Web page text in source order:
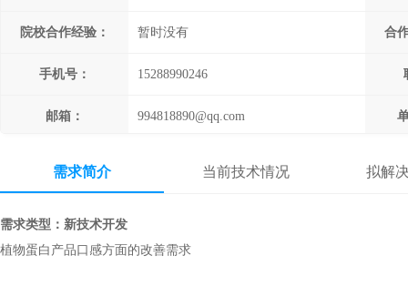
院校合作经验： 暂时没有 合
手机号： 15288990246
邮箱： 994818890@qq.com
需求简介 当前技术情况 拟解
需求类型：新技术开发
植物蛋白产品口感方面的改善需求